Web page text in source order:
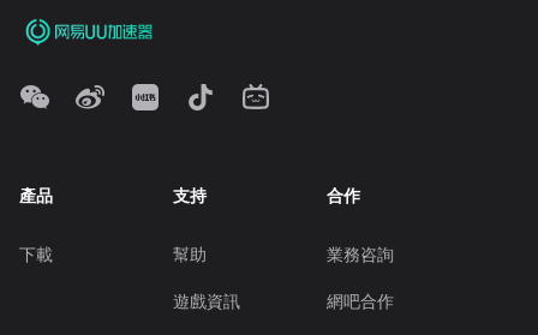
產品
下載
支持
幫助
遊戲資訊
合作
業務咨詢
網吧合作